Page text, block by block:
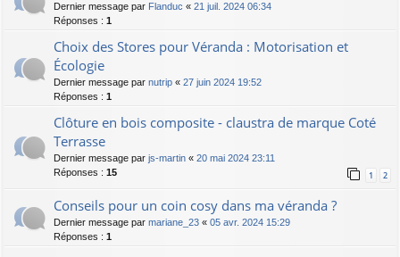
Dernier message par Flanduc « 21 juil. 2024 06:34
Réponses : 1
Choix des Stores pour Véranda : Motorisation et
Écologie
Dernier message par nutrip « 27 juin 2024 19:52
Réponses : 1
Clôture en bois composite - claustra de marque Coté
Terrasse
Dernier message par js-martin « 20 mai 2024 23:11
Réponses : 15 1 2
Conseils pour un coin cosy dans ma véranda ?
Dernier message par mariane_23 « 05 avr. 2024 15:29
Réponses : 1